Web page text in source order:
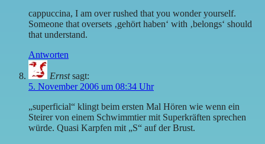
cappuccina, I am over rushed that you wonder yourself.
Someone that oversets ‚gehört haben‘ with ‚belongs‘ should
that understand.
Antworten
Ernst sagt:
5. November 2006 um 08:34 Uhr
„superficial“ klingt beim ersten Mal Hören wie wenn ein
Steirer von einem Schwimmtier mit Superkräften sprechen
würde. Quasi Karpfen mit „S“ auf der Brust.